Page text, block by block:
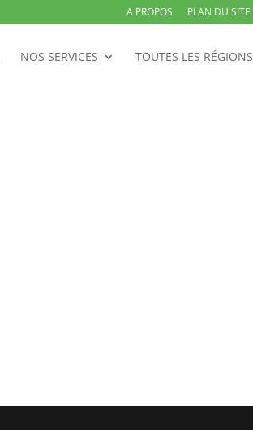
A PROPOS PLAN DU SITE
NOS SERVICES TOUTES LES RÉGIONS